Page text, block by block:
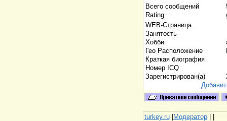
Всего сообщений
Rating
WEB-Страница
Занятость
Хобби
Гео Расположение
Краткая биография
Номер ICQ
Зарегистрирован(а)
turkey.ru|Модератор| |